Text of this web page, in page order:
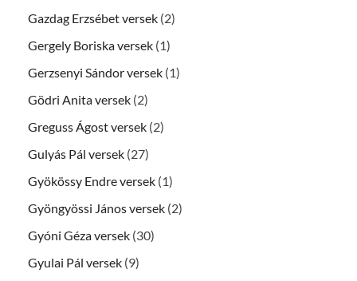
Gazdag Erzsébet versek (2)
Gergely Boriska versek (1)
Gerzsenyi Sándor versek (1)
Gödri Anita versek (2)
Greguss Ágost versek (2)
Gulyás Pál versek (27)
Gyökössy Endre versek (1)
Gyöngyössi János versek (2)
Gyóni Géza versek (30)
Gyulai Pál versek (9)